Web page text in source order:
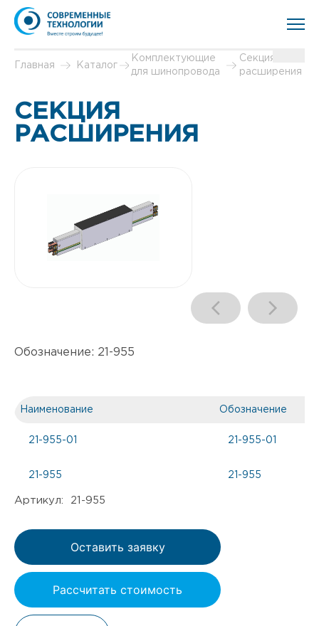
Главная Каталог
Комплектующие
для шинопровода
Секция
расширения
СЕКЦИЯ
РАСШИРЕНИЯ
Обозначение: 21-955
Наименование Обозначение
21-955-01 21-955-01
21-955 21-955
Артикул: 21-955
Оставить заявку
Рассчитать стоимость